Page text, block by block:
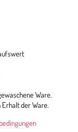
Ware.
Erhalt der Ware.